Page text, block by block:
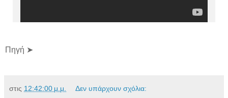
Πηγή ➤
στις 12:42:00 μ.μ. Δεν υπάρχουν σχόλια: